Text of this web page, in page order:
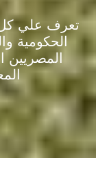
تعرف علي
الحكومیة
المصریین